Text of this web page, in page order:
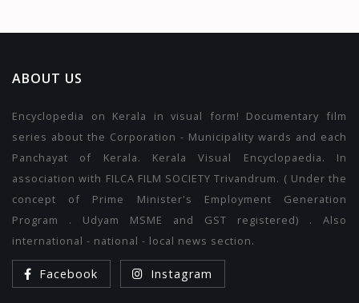
ABOUT US
Encyclopedia on Kerala in visual form! Documentary film
series about the Corporation - Municipality wards and each
Panchayat of Kerala. Kerala Visual Encyclopaedia. In
association with FILCA FILM SOCIETY Trivandrum. ( Under the
concept of Prime Minister's Employment Generation
Program . Udyam MSME and GST registered) . Also
international - national - local news section.
Facebook Instagram